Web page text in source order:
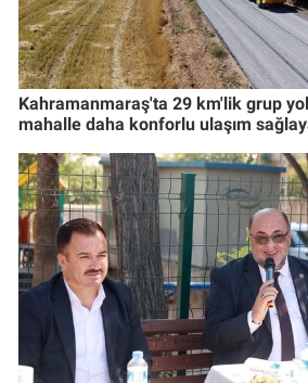
Kahramanmaraş'ta 29 km'lik grup
mahalle daha konforlu ulaşım